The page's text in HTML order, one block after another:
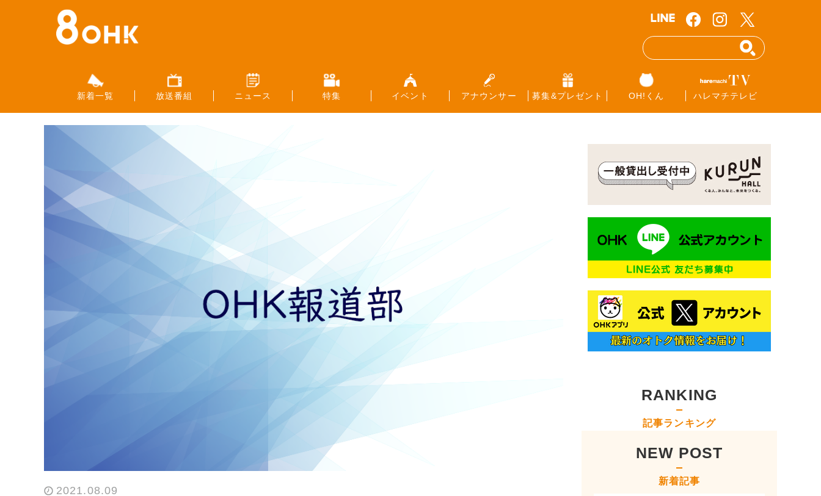
新着一覧 放送番組 ニュース 特集 イベント アナウンサー 募集&プレゼント OH!くん ハレマチテレビ
2021.08.09
RANKING
記事ランキング
NEW POST
新着記事